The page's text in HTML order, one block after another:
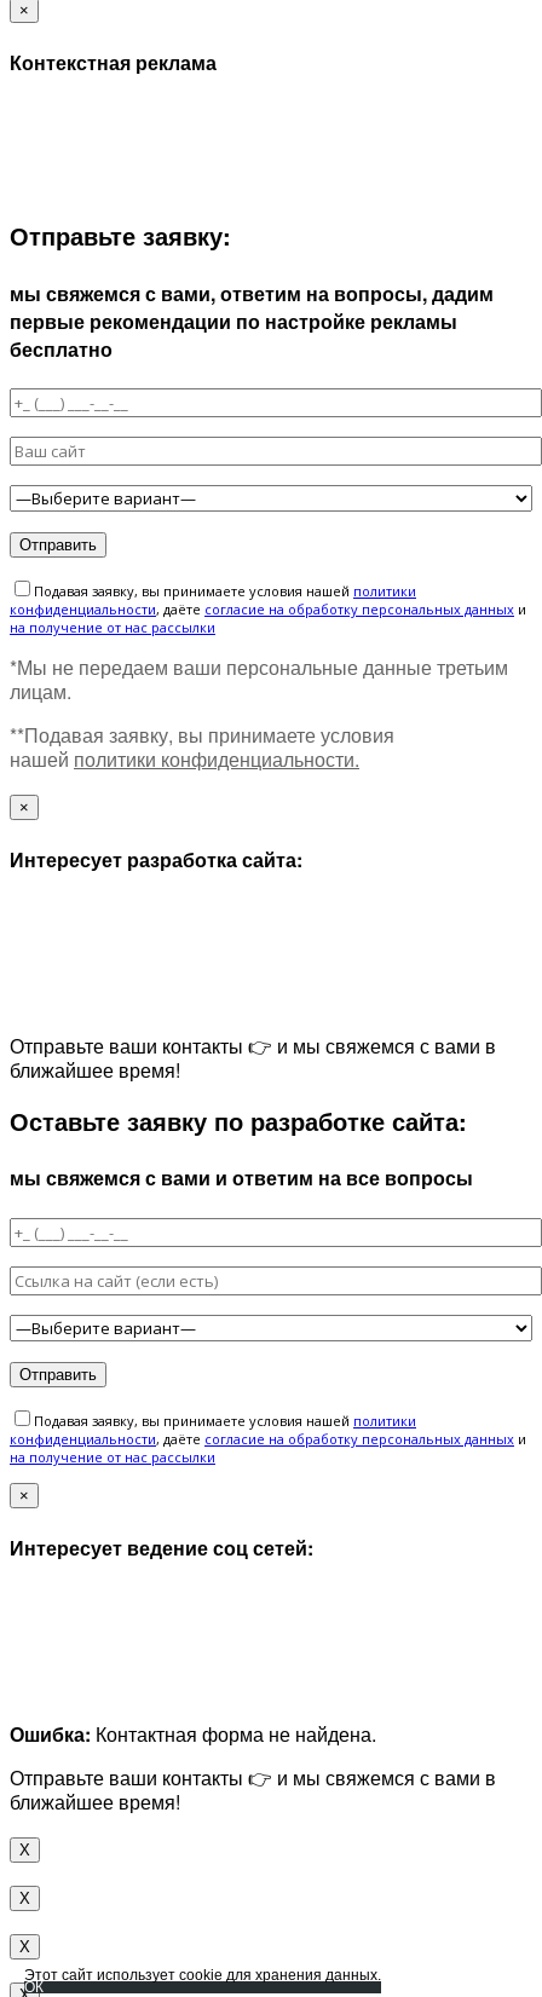
×
Контекстная реклама
Отправьте заявку:
мы свяжемся с вами, ответим на вопросы, дадим
первые рекомендации по настройке рекламы
бесплатно
Подавая заявку, вы принимаете условия нашей политики
конфиденциальности, даёте cогласие на обработку персональных данных и
на получение от нас рассылки
*Мы не передаем ваши персональные данные третьим
лицам.
**Подавая заявку, вы принимаете условия
нашей политики конфиденциальности.
×
Интересует разработка сайта:
Отправьте ваши контакты 👉 и мы свяжемся с вами в
ближайшее время!
Оставьте заявку по разработке сайта:
мы свяжемся с вами и ответим на все вопросы
Подавая заявку, вы принимаете условия нашей политики
конфиденциальности, даёте cогласие на обработку персональных данных и
на получение от нас рассылки
×
Интересует ведение соц сетей:
Ошибка: Контактная форма не найдена.
Отправьте ваши контакты 👉 и мы свяжемся с вами в
ближайшее время!
X
X
X
Этот сайт использует cookie для хранения данных.
ОК